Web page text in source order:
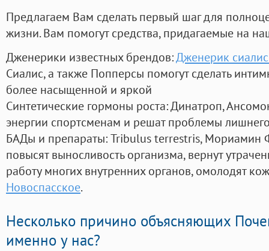
Предлагаем Вам сделать первый шаг для
жизни. Вам помогут средства, придагаемые на
Дженерики известных брендов:Дженерик
Сиалис, а также Попперсы помогут сделать
более насыщенной и яркой
Синтетические гормоны роста: Динатроп,
энергии спортсменам и решат проблемы
БАДы и препараты:Tribulus terrestris, Мориамин
повысят выносливость организма, вернут
работу многих внутренних органов, омолодят
Новоспасское.
Несколько причино объясняющих
именно у нас?